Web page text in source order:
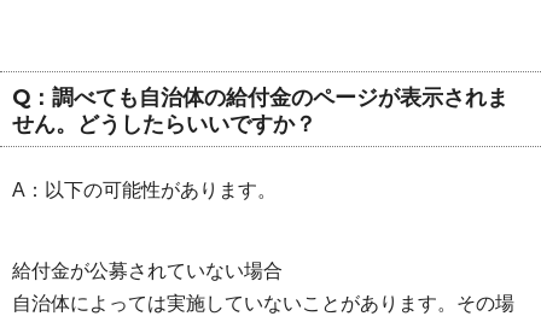
Q：調べても自治体の給付金のページが表示されま
せん。どうしたらいいですか？
A：以下の可能性があります。
給付金が公募されていない場合
自治体によっては実施していないことがあります。その場